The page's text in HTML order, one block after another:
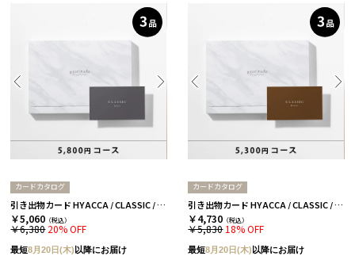
カードカタログ
引き出物カード HYACCA / CLASSIC / 3品セレクト / シルバー 【引き出物宅配】
￥5,060 （税込）
￥6,380 20% OFF
最短8月20日(木) 以降にお届け
カードカタログ
引き出物カード HYACCA / CLASSIC / 3品セレクト / ブロンズ 【引き出物宅配】
￥4,730 （税込）
￥5,830 18% OFF
最短8月20日(木) 以降にお届け